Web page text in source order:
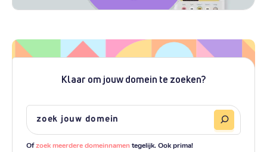
Klaar om jouw domein te zoeken?
Ofzoek meerdere domeinnamentegelijk. Ook prima!